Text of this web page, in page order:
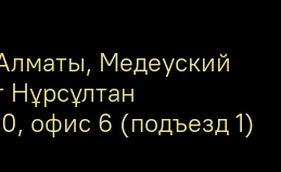
Медеуский
Нұрсұлтан
офис 6 (подъезд 1)